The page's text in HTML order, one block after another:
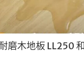
磨木地板 LL250